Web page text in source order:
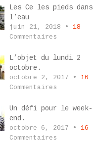
Les Ce les pieds dans
l’eau
juin 21, 2018 • 18
Commentaires
L’objet du lundi 2
octobre.
octobre 2, 2017 • 16
Commentaires
Un défi pour le week-
end.
octobre 6, 2017 • 16
Commentaires